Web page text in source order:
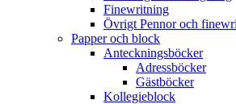
Finewritning
Övrigt Pennor och
Papper och block
Anteckningsböcker
Adressböcker
Gästböcker
Kollegieblock